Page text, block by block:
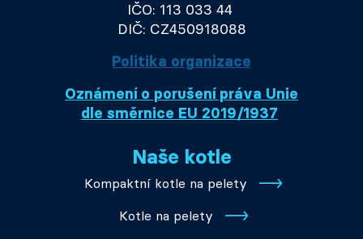
IČO: 113 033 44
DIČ: CZ450918088
Politika organizace
Oznámení o porušení práva Unie
dle směrnice EU 2019/1937
Naše kotle
Kompaktní kotle na pelety
Kotle na pelety